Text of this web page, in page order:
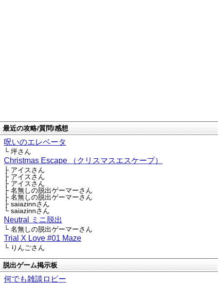
最近の攻略/質問/感想
呪いのエレベータ
└ 坪さん
Christmas Escape （クリスマスエスケープ）
├ アイスさん
├ アイスさん
├ アイスさん
├ 名無しの脱出ゲーマーさん
├ 名無しの脱出ゲーマーさん
├ saiazinnさん
└ saiazinnさん
Neutral ミニ脱出
└ 名無しの脱出ゲーマーさん
Trial X Love #01 Maze
└ りんごさん
脱出ゲーム掲示板
何でも雑談ロビー